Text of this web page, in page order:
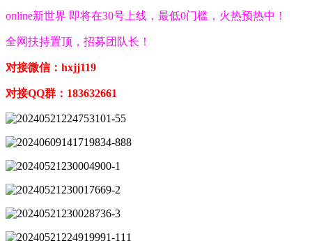
online新世界 即将在30号上线，最低0门槛，火热预热中！
全网扶持置顶，招募团队长！
对接微信：hxjj119
对接QQ群：183632661